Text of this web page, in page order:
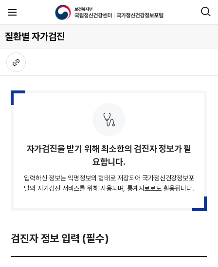
질환별 자가검진
자가검진을 받기 위해 최소한의 검진자 정보가 필
요합니다.
입력하신 정보는 익명정보의 형태로 저장되어 국가정신건강정보포
털의 자가검진 서비스를 위해 사용되며, 통계자료로도 활용됩니다.
검진자 정보 입력 (필수)